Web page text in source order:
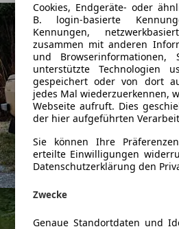
Cookies, Endgeräte- oder
B. login-basierte
Kennungen,
zusammen mit anderen
und Browserinformationen,
unterstützte Technologien
gespeichert oder von dort
jedes Mal wiederzuerkennen,
Webseite aufruft. Dies
der hier aufgeführten
Sie können Ihre
erteilte Einwilligungen
Datenschutzerklärung den
Zwecke
Genaue Standortdaten und